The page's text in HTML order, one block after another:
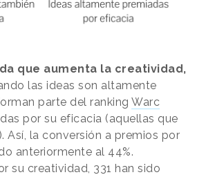
que aumenta la creatividad,
las ideas son altamente
parte del ranking Warc
por su eficacia (aquellas que
Así, la conversión a premios por
anteriormente al 44%.
su creatividad, 331 han sido